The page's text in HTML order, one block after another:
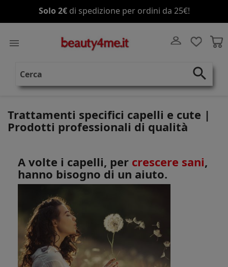
Solo 2€di spedizione per ordini da 25€!

search
Trattamenti specifici capelli e cute |
Prodotti professionali di qualità
A volte i capelli, per crescere sani,
hanno bisogno di un aiuto.